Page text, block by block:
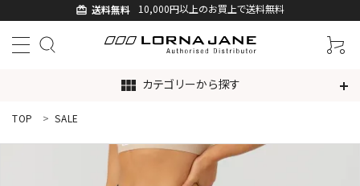
card_giftcard 送料無料 10,000円以上のお買上で送料無料
view_module カテゴリーから探す
ACCOUNT MENU
ようこそ ゲスト 様
TOP SALE